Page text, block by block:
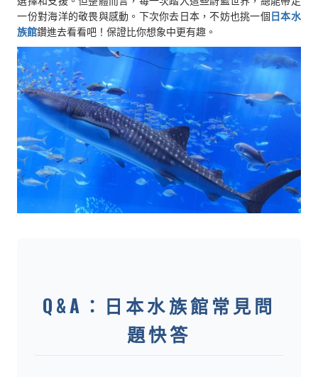
一份對海洋的敬畏與感動。下次你去日本，不妨也挑一個日本水
族館鑽進去看看吧！保證比你想象中更有趣。
Q&A：日本水族館常見問
題快答